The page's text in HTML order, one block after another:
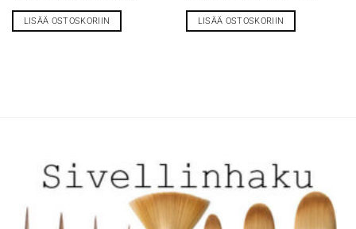
LISÄÄ OSTOSKORIIN LISÄÄ OSTOSKORIIN